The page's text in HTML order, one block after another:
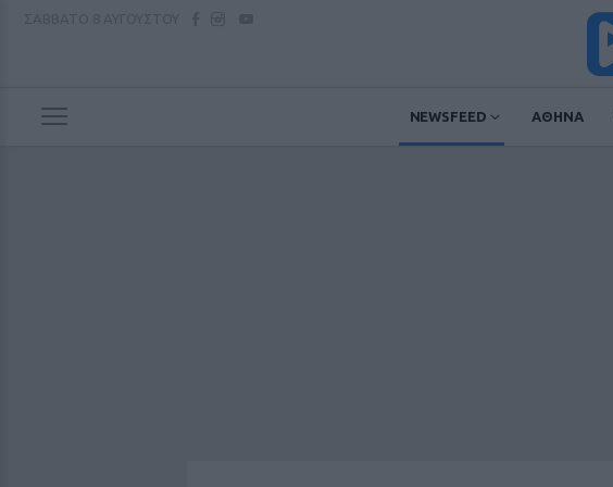
NEWSFEED ΑΘΗΝΑ